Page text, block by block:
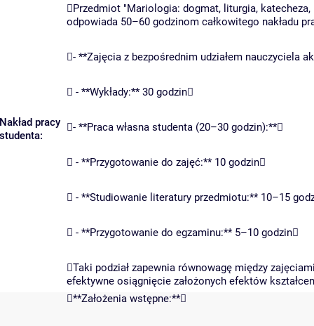
Nakład pracy
studenta:
Przedmiot "Mariologia: dogmat, liturgia,
odpowiada 50–60 godzinom całkowitego nakładu
- **Zajęcia z bezpośrednim udziałem nauczyciela
 - **Wykłady:** 30 godzin
- **Praca własna studenta (20–30 godzin):**
 - **Przygotowanie do zajęć:** 10 godzin
 - **Studiowanie literatury przedmiotu:** 10–15
 - **Przygotowanie do egzaminu:** 5–10 godzin
Taki podział zapewnia równowagę między
efektywne osiągnięcie założonych efektów
**Założenia wstępne:**